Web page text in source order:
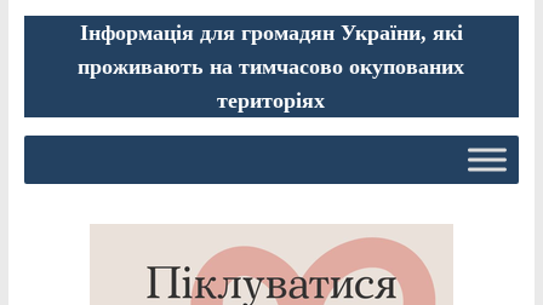
Інформація для громадян України, які
проживають на тимчасово окупованих
територіях